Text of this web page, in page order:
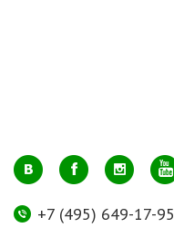
+7 (495) 649-17-95